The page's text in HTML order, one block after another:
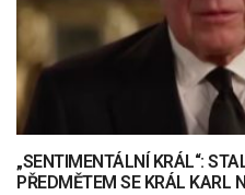
„SENTIMENTÁLNÍ KRÁL“:
PŘEDMĚTEM SE KRÁL KARL